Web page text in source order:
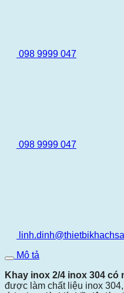
098 9999 047
098 9999 047
Mô tả
Khay inox 2/4 inox 304 có
được làm chất liệu inox